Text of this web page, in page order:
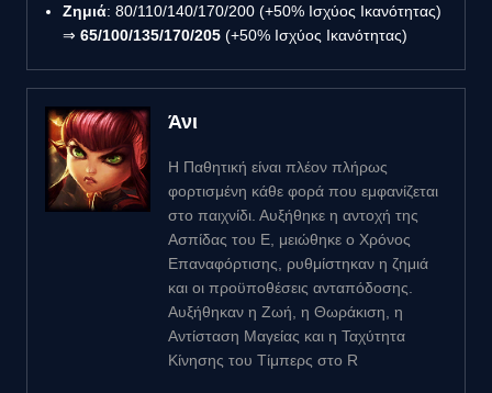
Ζημιά: 80/110/140/170/200 (+50% Ισχύος Ικανότητας)
⇒ 65/100/135/170/205 (+50% Ισχύος Ικανότητας)
Άνι
Η Παθητική είναι πλέον πλήρως
φορτισμένη κάθε φορά που εμφανίζεται
στο παιχνίδι. Αυξήθηκε η αντοχή της
Ασπίδας του Ε, μειώθηκε ο Χρόνος
Επαναφόρτισης, ρυθμίστηκαν η ζημιά
και οι προϋποθέσεις ανταπόδοσης.
Αυξήθηκαν η Ζωή, η Θωράκιση, η
Αντίσταση Μαγείας και η Ταχύτητα
Κίνησης του Τίμπερς στο R